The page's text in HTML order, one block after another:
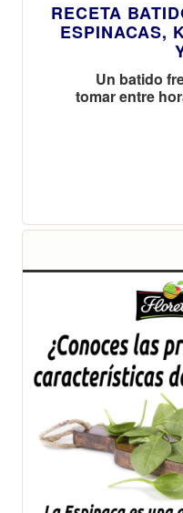
RECETA
ESPINACAS,
Un batido
tomar entre